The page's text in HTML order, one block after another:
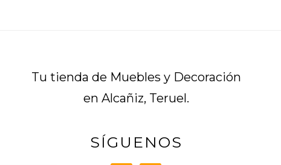
Tu tienda de Muebles y Decoración
en Alcañiz, Teruel.
SÍGUENOS